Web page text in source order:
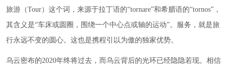
旅游（Tour）这个词，来源于拉丁语的“tornare”和希腊语的“tornos”，
其含义是“车床或圆圈，围绕一个中心点或轴的运动”。服务，就是旅
行永远不变的圆心。这也是携程引以为傲的独家优势。
乌云密布的2020年终将过去，而乌云背后的光环已经隐隐若现。相信